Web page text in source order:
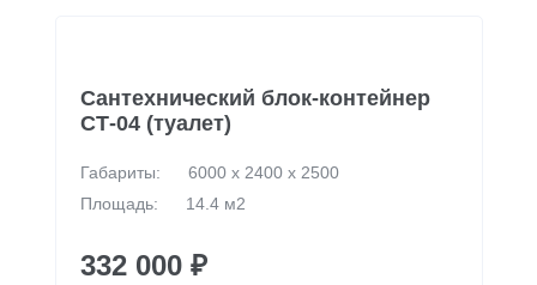
Сантехнический блок-контейнер
СТ-04 (туалет)
Габариты:
6000 х 2400 х 2500
Площадь:
14.4 м2
332 000 ₽